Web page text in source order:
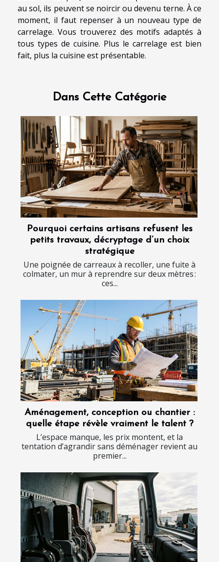
au sol, ils peuvent se noircir ou devenu terne. À ce
moment, il faut repenser à un nouveau type de
carrelage. Vous trouverez des motifs adaptés à
tous types de cuisine. Plus le carrelage est bien
fait, plus la cuisine est présentable.
Dans Cette Catégorie
Pourquoi certains artisans refusent les
petits travaux, décryptage d’un choix
stratégique
Une poignée de carreaux à recoller, une fuite à
colmater, un mur à reprendre sur deux mètres :
ces...
Aménagement, conception ou chantier :
quelle étape révèle vraiment le talent ?
L’espace manque, les prix montent, et la
tentation d’agrandir sans déménager revient au
premier...